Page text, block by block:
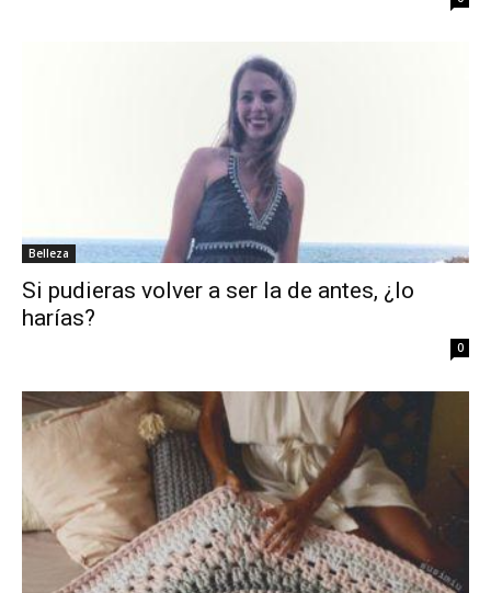
Belleza
Si pudieras volver a ser la de antes, ¿lo
harías?
0